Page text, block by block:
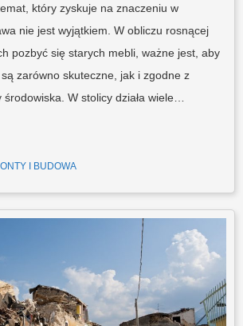
który zyskuje na znaczeniu w
nie jest wyjątkiem. W obliczu rosnącej
pozbyć się starych mebli, ważne jest, aby
zarówno skuteczne, jak i zgodne z
W stolicy działa wiele…
I BUDOWA